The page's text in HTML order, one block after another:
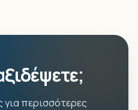
για περισσότερες